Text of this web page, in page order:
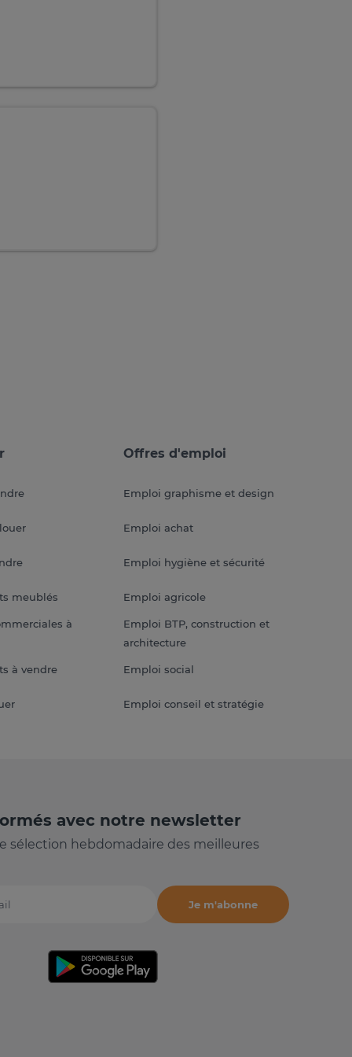
meublés
à
à vendre
Offres d'emploi
Emploi graphisme et design
Emploi achat
Emploi hygiène et sécurité
Emploi agricole
Emploi BTP, construction et
architecture
Emploi social
Emploi conseil et stratégie
avec notre newsletter
sélection hebdomadaire des meilleures
Je m'abonne